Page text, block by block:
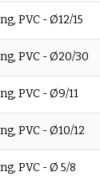
PVC - Ø12/15
PVC - Ø20/30
PVC - Ø9/11
PVC - Ø10/12
PVC - Ø 5/8